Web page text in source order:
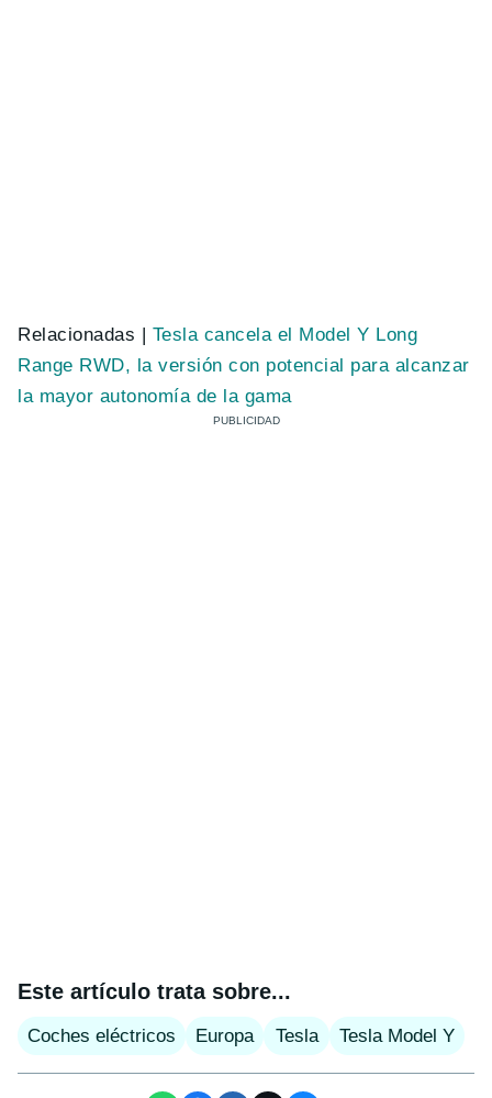
Relacionadas | Tesla cancela el Model Y Long
Range RWD, la versión con potencial para alcanzar
la mayor autonomía de la gama
Este artículo trata sobre...
Coches eléctricos Europa Tesla Tesla Model Y